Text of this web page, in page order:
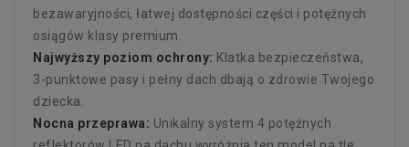
bezawaryjności, łatwej dostępności części i potężnych
osiągów klasy premium.
Najwyższy poziom ochrony: Klatka bezpieczeństwa,
3-punktowe pasy i pełny dach dbają o zdrowie Twojego
dziecka.
Nocna przeprawa: Unikalny system 4 potężnych